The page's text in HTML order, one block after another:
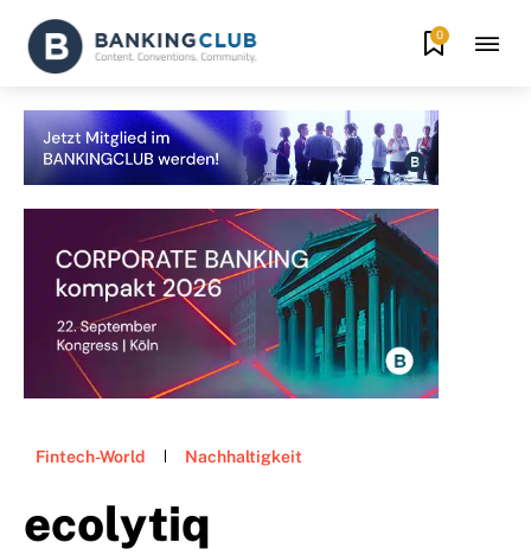
0
Fintech-World Nachhaltigkeit
ecolytiq